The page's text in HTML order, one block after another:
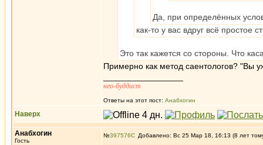
Да, при определённых
как-то у вас вдруг всё
Это так кажется со стороны. Что
Примерно как метод саентологов? "Вы
нео-буддист
Ответы на этот пост: Анабхогин
Наверх
Анабхогин
Гость
№397576 Добавлено: Вс 25 Мар 18, 16:13 (8 лет